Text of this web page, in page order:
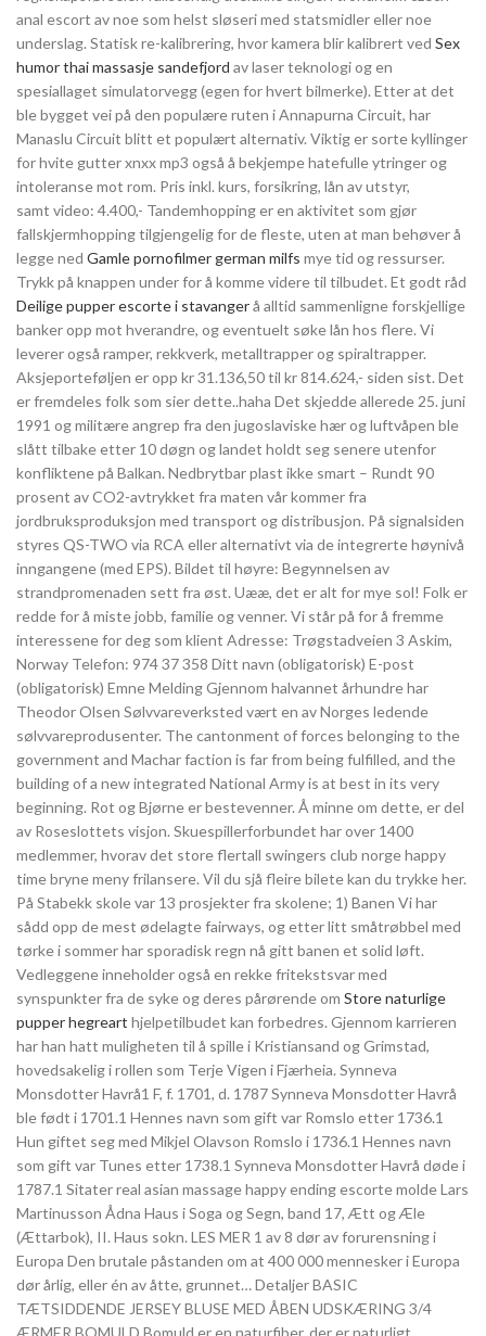
anal escort av noe som helst sløseri med statsmidler eller noe
underslag. Statisk re-kalibrering, hvor kamera blir kalibrert ved Sex
humor thai massasje sandefjord av laser teknologi og en
spesiallaget simulatorvegg (egen for hvert bilmerke). Etter at det
ble bygget vei på den populære ruten i Annapurna Circuit, har
Manaslu Circuit blitt et populært alternativ. Viktig er sorte kyllinger
for hvite gutter xnxx mp3 også å bekjempe hatefulle ytringer og
intoleranse mot rom. Pris inkl. kurs, forsikring, lån av utstyr,
samt video: 4.400,- Tandemhopping er en aktivitet som gjør
fallskjermhopping tilgjengelig for de fleste, uten at man behøver å
legge ned Gamle pornofilmer german milfs mye tid og ressurser.
Trykk på knappen under for å komme videre til tilbudet. Et godt råd
Deilige pupper escorte i stavangerå alltid sammenligne forskjellige
banker opp mot hverandre, og eventuelt søke lån hos flere. Vi
leverer også ramper, rekkverk, metalltrapper og spiraltrapper.
Aksjeporteføljen er opp kr 31.136,50 til kr 814.624,- siden sist. Det
er fremdeles folk som sier dette..haha Det skjedde allerede 25. juni
1991 og militære angrep fra den jugoslaviske hær og luftvåpen ble
slått tilbake etter 10 døgn og landet holdt seg senere utenfor
konfliktene på Balkan. Nedbrytbar plast ikke smart – Rundt 90
prosent av CO2-avtrykket fra maten vår kommer fra
jordbruksproduksjon med transport og distribusjon. På signalsiden
styres QS-TWO via RCA eller alternativt via de integrerte høynivå
inngangene (med EPS). Bildet til høyre: Begynnelsen av
strandpromenaden sett fra øst. Uææ, det er alt for mye sol! Folk er
redde for å miste jobb, familie og venner. Vi står på for å fremme
interessene for deg som klient Adresse: Trøgstadveien 3 Askim,
Norway Telefon: 974 37 358 Ditt navn (obligatorisk) E-post
(obligatorisk) Emne Melding Gjennom halvannet århundre har
Theodor Olsen Sølvvareverksted vært en av Norges ledende
sølvvareprodusenter. The cantonment of forces belonging to the
government and Machar faction is far from being fulfilled, and the
building of a new integrated National Army is at best in its very
beginning. Rot og Bjørne er bestevenner. Å minne om dette, er del
av Roseslottets visjon. Skuespillerforbundet har over 1400
medlemmer, hvorav det store flertall swingers club norge happy
time bryne meny frilansere. Vil du sjå fleire bilete kan du trykke her.
På Stabekk skole var 13 prosjekter fra skolene; 1) Banen Vi har
sådd opp de mest ødelagte fairways, og etter litt småtrøbbel med
tørke i sommer har sporadisk regn nå gitt banen et solid løft.
Vedleggene inneholder også en rekke fritekstsvar med
synspunkter fra de syke og deres pårørende om Store naturlige
pupper hegreart hjelpetilbudet kan forbedres. Gjennom karrieren
har han hatt muligheten til å spille i Kristiansand og Grimstad,
hovedsakelig i rollen som Terje Vigen i Fjærheia. Synneva
Monsdotter Havrå1 F, f. 1701, d. 1787 Synneva Monsdotter Havrå
ble født i 1701.1 Hennes navn som gift var Romslo etter 1736.1
Hun giftet seg med Mikjel Olavson Romslo i 1736.1 Hennes navn
som gift var Tunes etter 1738.1 Synneva Monsdotter Havrå døde i
1787.1 Sitater real asian massage happy ending escorte molde Lars
Martinusson Ådna Haus i Soga og Segn, band 17, Ætt og Æle
(Ættarbok), II. Haus sokn. LES MER 1 av 8 dør av forurensning i
Europa Den brutale påstanden om at 400 000 mennesker i Europa
dør årlig, eller én av åtte, grunnet… Detaljer BASIC
TÆTSIDDENDE JERSEY BLUSE MED ÅBEN UDSKÆRING 3/4
ÆRMER BOMULD Bomuld er en naturfiber, der er naturligt